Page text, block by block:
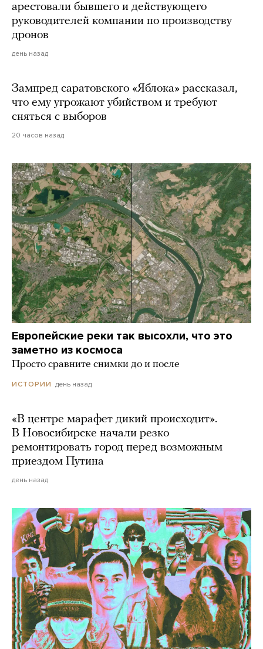
арестовали бывшего и действующего
руководителей компании по производству
дронов
день назад
Зампред саратовского «Яблока» рассказал,
что ему угрожают убийством и требуют
сняться с выборов
20 часов назад
Европейские реки так высохли, что это
заметно из космоса
Просто сравните снимки до и после
ИСТОРИИ день назад
«В центре марафет дикий происходит».
В Новосибирске начали резко
ремонтировать город перед возможным
приездом Путина
день назад